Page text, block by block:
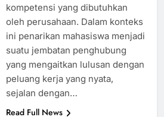
kompetensi yang dibutuhkan
oleh perusahaan. Dalam konteks
ini penarikan mahasiswa menjadi
suatu jembatan penghubung
yang mengaitkan lulusan dengan
peluang kerja yang nyata,
sejalan dengan…
Read Full News